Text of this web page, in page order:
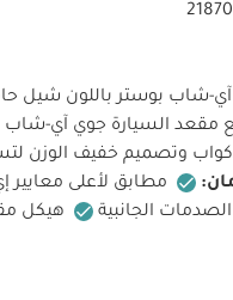
شاب بوستر باللون شيل
مقعد السيارة جوي آي-شاب
وتصميم خفيف الوزن
الجانبية
هيكل
فوم